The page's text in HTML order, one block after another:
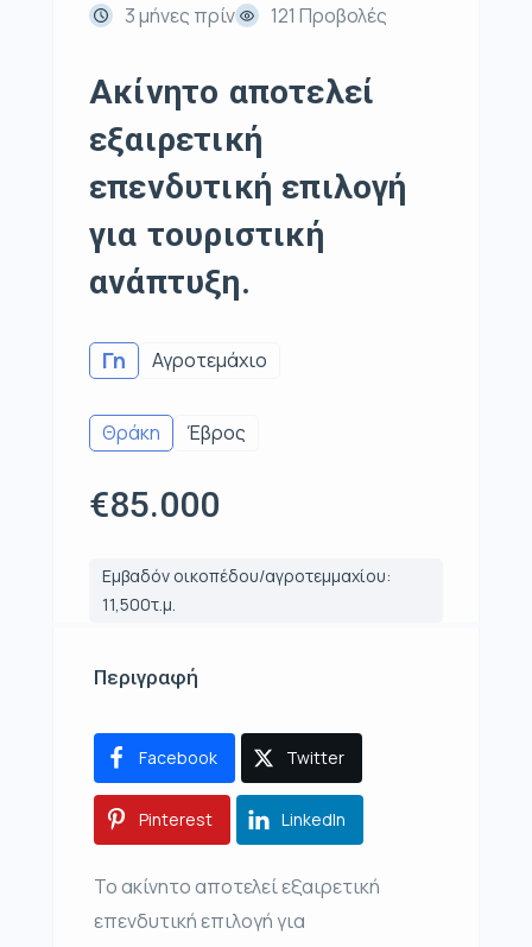
3 μήνες πρίν
121 Προβολές
Ακίνητο αποτελεί
εξαιρετική
επενδυτική επιλογή
για τουριστική
ανάπτυξη.
Γη Αγροτεμάχιο
Θράκη Έβρος
€85.000
Εμβαδόν οικοπέδου/αγροτεμμαχίου:
11,500τ.μ.
Περιγραφή
Facebook Twitter
Pinterest LinkedIn
Το ακίνητο αποτελεί εξαιρετική
επενδυτική επιλογή για